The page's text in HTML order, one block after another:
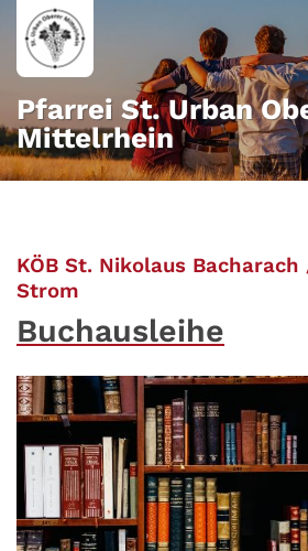
Zum Inhalt springen
Pfarrei St. Urban
Mittelrhein
KÖB St. Nikolaus
Strom
Buchausleihe